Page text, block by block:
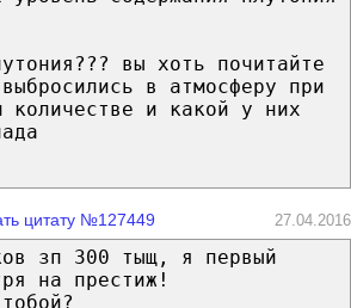
вы хоть почитайте
в атмосферу при
количестве и какой у них
цитату №127449 27.04.2016
зп 300 тыщ, я первый
на престиж!